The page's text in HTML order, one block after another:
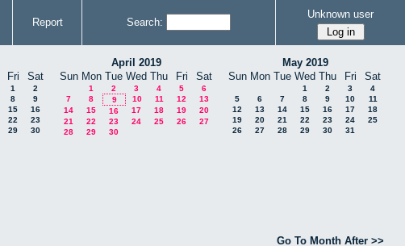
Report Search:
Unknown user
Fri Sat
1
2
8
9
15
16
22
23
29
30
April 2019
Sun Mon Tue Wed Thu Fri Sat
1 2 3 4 5
6
7
8 9 10 11 12
13
14
15 16 17 18 19
20
21
22 23 24 25 26
27
28
29 30
May 2019
Sun Mon Tue Wed Thu Fri Sat
1 2 3
4
5
6 7 8 9 10
11
12
13 14 15 16 17
18
19
20 21 22 23 24
25
26
27 28 29 30 31
Go To Month After >>